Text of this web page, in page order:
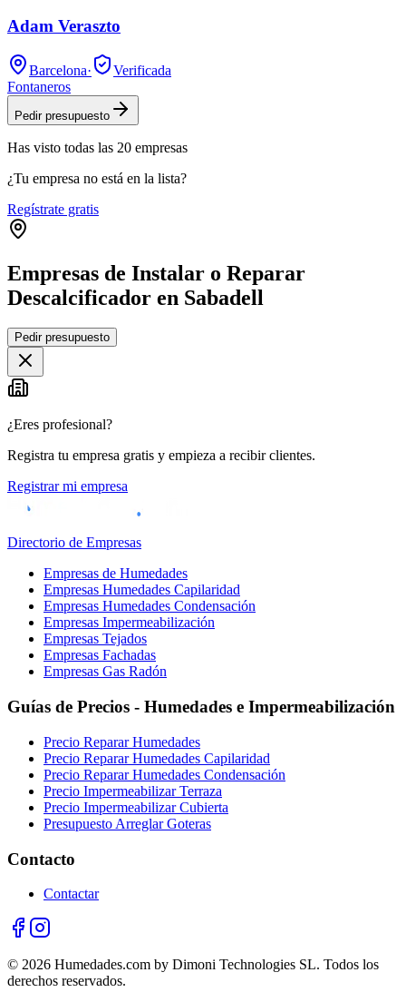
Adam Veraszto
Barcelona·
Verificada
Fontaneros
Pedir presupuesto
Has visto todas las 20 empresas
¿Tu empresa no está en la lista?
Regístrate gratis
Empresas de Instalar o Reparar
Descalcificador en Sabadell
+
−
Pedir presupuesto
¿Eres profesional?
Registra tu empresa gratis y empieza a recibir clientes.
Registrar mi empresa
Directorio de Empresas
Empresas de Humedades
Empresas Humedades Capilaridad
Empresas Humedades Condensación
Empresas Impermeabilización
Empresas Tejados
Empresas Fachadas
Empresas Gas Radón
Guías de Precios - Humedades e Impermeabilización
Precio Reparar Humedades
Precio Reparar Humedades Capilaridad
Precio Reparar Humedades Condensación
Precio Impermeabilizar Terraza
Precio Impermeabilizar Cubierta
Presupuesto Arreglar Goteras
Contacto
Contactar
© 2026 Humedades.com by Dimoni Technologies SL. Todos los
derechos reservados.